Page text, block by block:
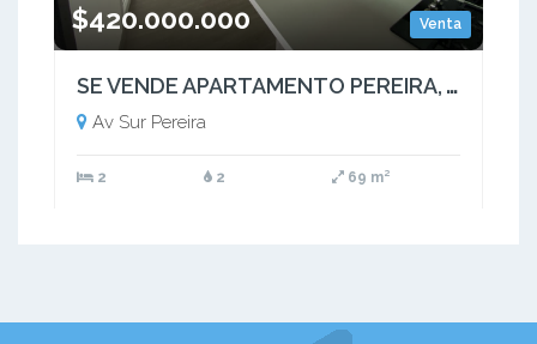
Venta
$420.000.000
SE VENDE APARTAMENTO PEREIRA, AVENIDA SUR
Av Sur Pereira
2 2 69 m²